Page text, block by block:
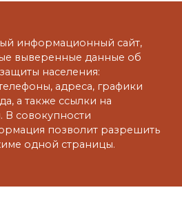
информационный сайт,
выверенные данные об
населения:
адреса, графики
а также ссылки на
совокупности
позволит разрешить
одной страницы.